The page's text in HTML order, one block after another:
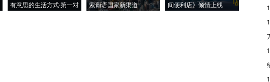
有意思的生活方式·第一对
索葡语国家新渠道
间便利店》倾情上线